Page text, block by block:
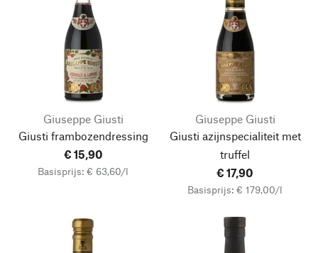
Giuseppe Giusti
Giusti frambozendressing
€ 15,90
Basisprijs: € 63,60/l
Giuseppe Giusti
Giusti azijnspecialiteit met
truffel
€ 17,90
Basisprijs: € 179,00/l